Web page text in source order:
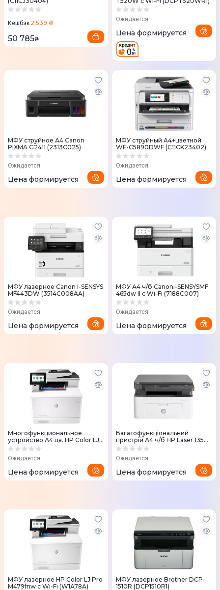
Кешбэк 2 539 ₴
50 785₴
Ожидается
Цена формируется
МФУ струйное А4 Canon
PIXMA G2411 (2313C025)
Ожидается
Цена формируется
МФУ струйный A4+цветной
WF-C5890DWF (C11CK23402)
Ожидается
Цена формируется
МФУ лазерное Canon i-SENSYS
MF443DW (3514C008AA)
Ожидается
Цена формируется
МФУ А4 ч/б Canoni-SENSYSMF
465dw II с Wi-Fi (7188C007)
Ожидается
Цена формируется
Многофункциональное
устройство А4 цв. HP Color LJ
Pro M479fdn (W1A79A)
Ожидается
Цена формируется
Багатофункціональний
пристрій А4 ч/б HP Laser 135w
з Wi-Fi
Ожидается
Цена формируется
МФУ лазерное HP Color LJ Pro
M479fnw с Wi-Fi (W1A78A)
МФУ лазерное Brother DCP-
1510R (DCP1510R1)